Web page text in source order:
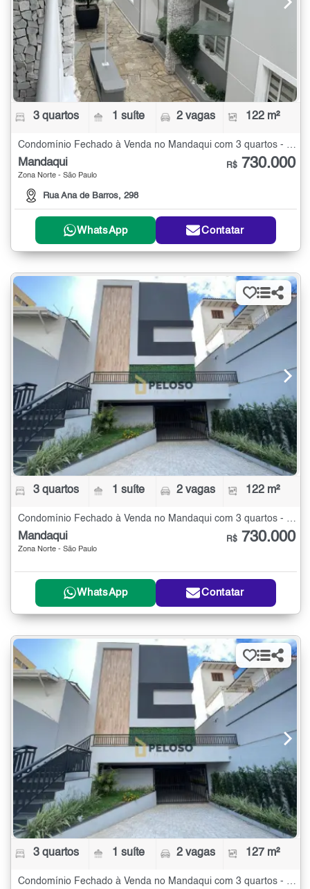
3 quartos 1 suíte 2 vagas 122 m²
Condomínio Fechado à Venda no Mandaqui com 3 quartos - 122 m²
Mandaqui
Zona Norte - São Paulo
Rua Ana de Barros, 298
R$ 730.000
WhatsApp Contatar
3 quartos 1 suíte 2 vagas 122 m²
Condomínio Fechado à Venda no Mandaqui com 3 quartos - 122 m²
Mandaqui
Zona Norte - São Paulo
R$ 730.000
WhatsApp Contatar
3 quartos 1 suíte 2 vagas 127 m²